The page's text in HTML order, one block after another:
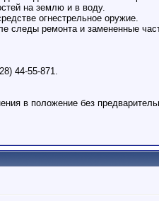
на землю и в воду.
огнестрельное оружие.
следы ремонта и замененные
44-55-871.
в положение без